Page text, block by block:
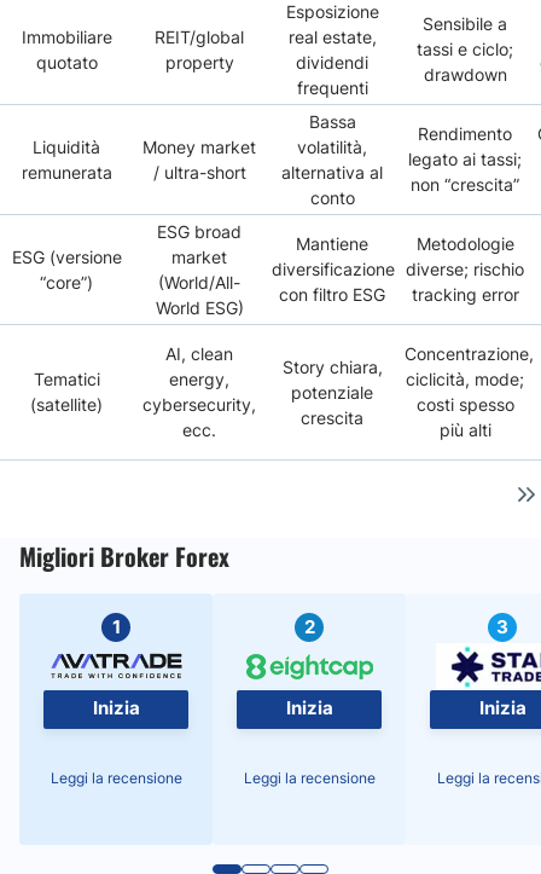
Immobiliare
quotato
REIT/global
property
Esposizione
real estate,
dividendi
frequenti
Sensibile a
tassi e ciclo;
drawdown
Liquidità
remunerata
Money market
/ ultra-short
Bassa
volatilità,
alternativa al
conto
Rendimento
legato ai tassi;
non “crescita”
ESG (versione
“core”)
ESG broad
market
(World/All-
World ESG)
Mantiene
diversificazione
con filtro ESG
Metodologie
diverse; rischio
tracking error
Tematici
(satellite)
AI, clean
energy,
cybersecurity,
ecc.
Story chiara,
potenziale
crescita
Concentrazione,
ciclicità, mode;
costi spesso
più alti
Migliori Broker Forex
1
Inizia
Leggi la recensione
2
Inizia
Leggi la recensione
3
Inizia
Leggi la